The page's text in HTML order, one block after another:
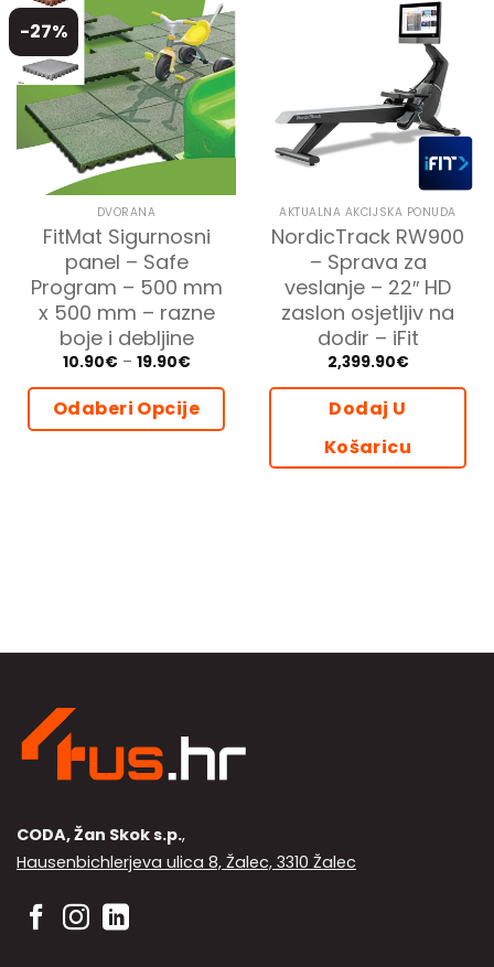
-27%
DVORANA
FitMat Sigurnosni
panel – Safe
Program – 500 mm
x 500 mm – razne
boje i debljine
10.90€ – 19.90€Price
10.90€
through
19.90€
Odaberi Opcije
na
AKTUALNA AKCIJSKA PONUDA
NordicTrack RW900
– Sprava za
veslanje – 22″ HD
zaslon osjetljiv na
dodir – iFit
2,399.90€
Dodaj U
Košaricu
CODA, Žan Skok s.p.,
Hausenbichlerjeva ulica 8, Žalec, 3310 Žalec